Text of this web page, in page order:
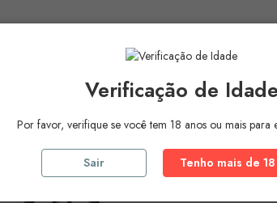
Produtos Na
Verificação de Idade
Por favor, verifique se você tem 18 anos ou mais para
Sair Tenho mais de